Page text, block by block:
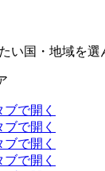
い国・地域を選
で開く
で開く
で開く
で開く